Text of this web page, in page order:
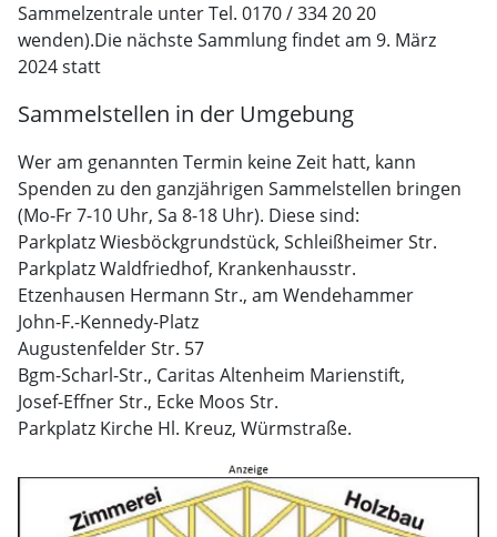
Sammelzentrale unter Tel. 0170 / 334 20 20
wenden).Die nächste Sammlung findet am 9. März
2024 statt
Sammelstellen in der Umgebung
Wer am genannten Termin keine Zeit hatt, kann
Spenden zu den ganzjährigen Sammelstellen bringen
(Mo-Fr 7-10 Uhr, Sa 8-18 Uhr). Diese sind:
Parkplatz Wiesböckgrundstück, Schleißheimer Str.
Parkplatz Waldfriedhof, Krankenhausstr.
Etzenhausen Hermann Str., am Wendehammer
John-F.-Kennedy-Platz
Augustenfelder Str. 57
Bgm-Scharl-Str., Caritas Altenheim Marienstift,
Josef-Effner Str., Ecke Moos Str.
Parkplatz Kirche Hl. Kreuz, Würmstraße.